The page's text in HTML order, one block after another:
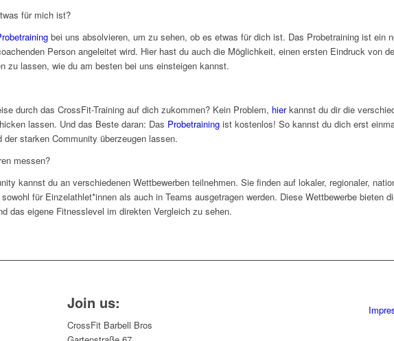
für mich ist?
bei uns absolvieren, um zu sehen, ob es etwas für dich ist. Das Probetraining ist ein
Person angeleitet wird. Hier hast du auch die Möglichkeit, einen ersten Eindruck von
zu lassen, wie du am besten bei uns einsteigen kannst.
durch das CrossFit-Training auf dich zukommen? Kein Problem, hierkannst du dir die
lassen. Und das Beste daran: Das Probetraining ist kostenlos! So kannst du dich erst
starken Community überzeugen lassen.
messen?
kannst du an verschiedenen Wettbewerben teilnehmen. Sie finden auf lokaler, regionaler,
für Einzelathlet*innen als auch in Teams ausgetragen werden. Diese Wettbewerbe bieten
das eigene Fitnesslevel im direkten Vergleich zu sehen.
Join us:
CrossFit Barbell Bros